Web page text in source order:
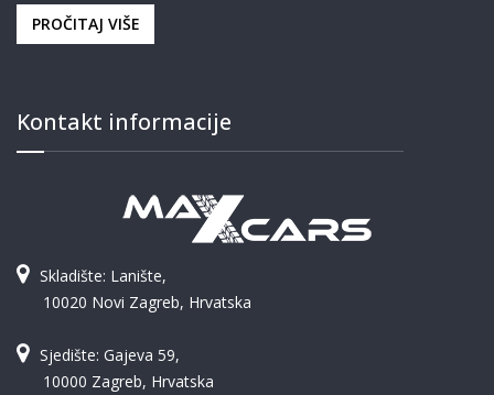
PROČITAJ VIŠE
Kontakt informacije
Skladište: Lanište,
10020 Novi Zagreb, Hrvatska
Sjedište: Gajeva 59,
10000 Zagreb, Hrvatska